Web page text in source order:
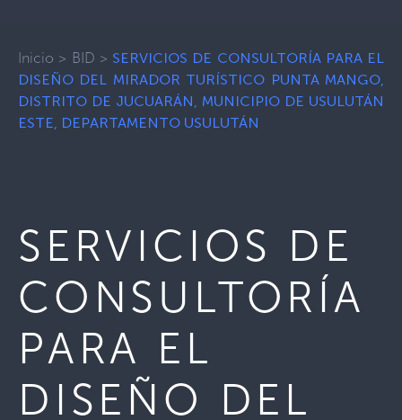
Inicio > BID > SERVICIOS DE CONSULTORÍA PARA EL
DISEÑO DEL MIRADOR TURÍSTICO PUNTA MANGO,
DISTRITO DE JUCUARÁN, MUNICIPIO DE USULUTÁN
ESTE, DEPARTAMENTO USULUTÁN
SERVICIOS DE
CONSULTORÍA
PARA EL
DISEÑO DEL